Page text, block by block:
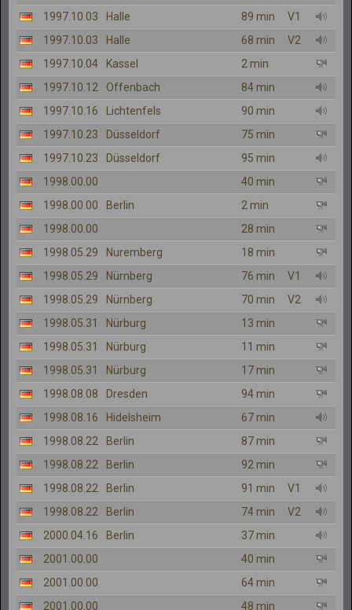
1997.10.03
Halle 89 min
V1
1997.10.03
Halle 68 min
V2
1997.10.04
Kassel
2 min
1997.10.12
Offenbach
84 min
1997.10.16
Lichtenfels
90 min
1997.10.23
Düsseldorf
75 min
1997.10.23
Düsseldorf
95 min
1998.00.00
40 min
1998.00.00
Berlin
2 min
1998.00.00
28 min
1998.05.29
Nuremberg
18 min
1998.05.29
Nürnberg 76 min
V1
1998.05.29
Nürnberg 70 min
V2
1998.05.31
Nürburg
13 min
1998.05.31
Nürburg
11 min
1998.05.31
Nürburg
17 min
1998.08.08
Dresden
94 min
1998.08.16
Hidelsheim
67 min
1998.08.22
Berlin
87 min
1998.08.22
Berlin
92 min
1998.08.22
Berlin 91 min
V1
1998.08.22
Berlin 74 min
V2
2000.04.16
Berlin
37 min
2001.00.00
40 min
2001.00.00
64 min
2001.00.00
48 min